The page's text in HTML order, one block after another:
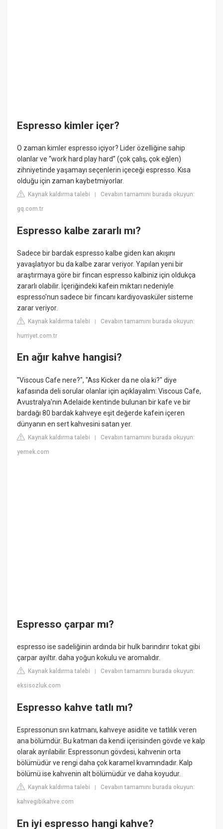
Espresso kimler içer?
O zaman kimler espresso içiyor? Lider özelliğine sahip
olanlar ve “work hard play hard” (çok çalış, çok eğlen)
zihniyetinde yaşamayı seçenlerin içeceği espresso. Kısa
olduğu için zaman kaybetmiyorlar.
Kaynak kaldırma talebi |Cevabın tamamını burada okuyun:
gq.com.tr
Espresso kalbe zararlı mı?
Sadece bir bardak espresso kalbe giden kan akışını
yavaşlatıyor bu da kalbe zarar veriyor. Yapılan yeni bir
araştırmaya göre bir fincan espresso kalbiniz için oldukça
zararlı olabilir. İçeriğindeki kafein miktarı nedeniyle
espresso'nun sadece bir fincanı kardiyovasküler sisteme
zarar veriyor.
Kaynak kaldırma talebi |Cevabın tamamını burada okuyun:
hurriyet.com.tr
En ağır kahve hangisi?
"Viscous Cafe nere?", "Ass Kicker da ne ola ki?" diye
kafasında deli sorular olanlar için açıklayalım: Viscous Cafe,
Avustralya'nın Adelaide kentinde bulunan bir kafe ve bir
bardağı 80 bardak kahveye eşit değerde kafein içeren
dünyanın en sert kahvesini satan yer.
Kaynak kaldırma talebi |Cevabın tamamını burada okuyun:
yemek.com
Espresso çarpar mı?
espresso ise sadeliğinin ardında bir hulk barındırır tokat gibi
çarpar ayıltır. daha yoğun kokulu ve aromalıdır.
Kaynak kaldırma talebi |Cevabın tamamını burada okuyun:
eksisozluk.com
Espresso kahve tatlı mı?
Espressonun sıvı katmanı, kahveye asidite ve tatlılık veren
ana bölümdür. Bu katman da kendi içerisinden gövde ve kalp
olarak ayrılabilir. Espressonun gövdesi, kahvenin orta
bölümüdür ve rengi daha çok karamel kıvamındadır. Kalp
bölümü ise kahvenin alt bölümüdür ve daha koyudur.
Kaynak kaldırma talebi |Cevabın tamamını burada okuyun:
kahvegibikahve.com
En iyi espresso hangi kahve?